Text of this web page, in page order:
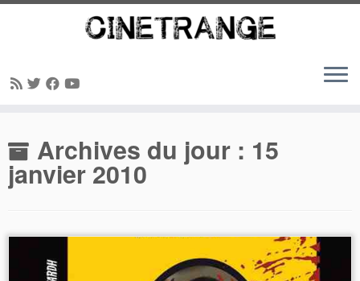
au
contenuArchives du jour : 15
janvier 2010